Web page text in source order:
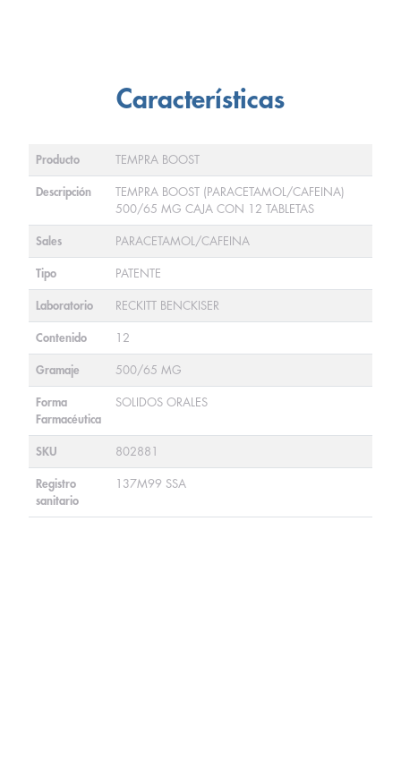
Características
Producto TEMPRA BOOST
Descripción
TEMPRA BOOST (PARACETAMOL/CAFEINA)
500/65 MG CAJA CON 12 TABLETAS
Sales PARACETAMOL/CAFEINA
Tipo PATENTE
Laboratorio RECKITT BENCKISER
Contenido 12
Gramaje 500/65 MG
Forma
Farmacéutica
SOLIDOS ORALES
SKU 802881
Registro
sanitario
137M99 SSA